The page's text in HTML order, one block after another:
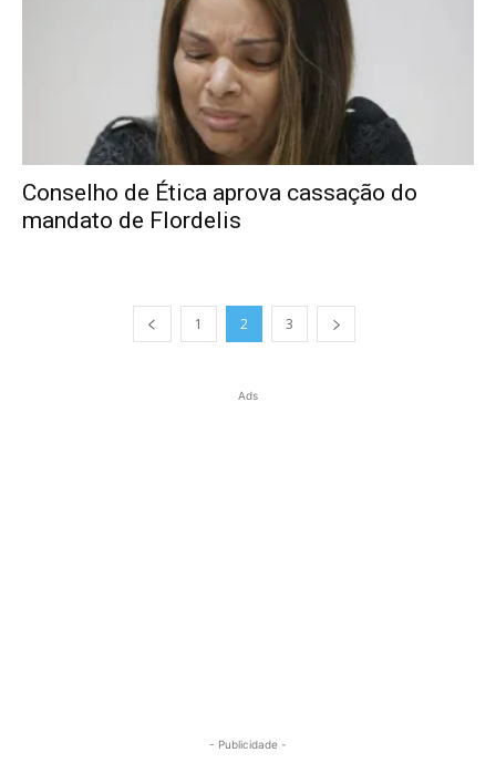
Conselho de Ética aprova cassação do
mandato de Flordelis
1 2 3
Ads
- Publicidade -